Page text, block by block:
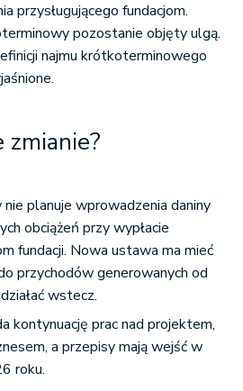
przysługującego fundacjom.
pozostanie objęty ulgą.
najmu krótkoterminowego
zmianie?
planuje wprowadzenia daniny
obciążeń przy wypłacie
fundacji. Nowa ustawa ma mieć
przychodów generowanych od
wstecz.
kontynuację prac nad projektem,
a przepisy mają wejść w
roku.